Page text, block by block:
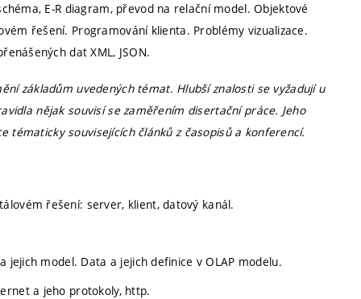
E-R diagram, převod na relační model. Objektové
řešení. Programování klienta. Problémy vizualizace.
dat XML, JSON.
základům uvedených témat. Hlubší znalosti se vyžadují u
nějak souvisí se zaměřením disertační práce. Jeho
tématicky souvisejících článků z časopisů a konferencí.
řešení: server, klient, datový kanál.
jejich model. Data a jejich definice v OLAP modelu.
a jeho protokoly, http.